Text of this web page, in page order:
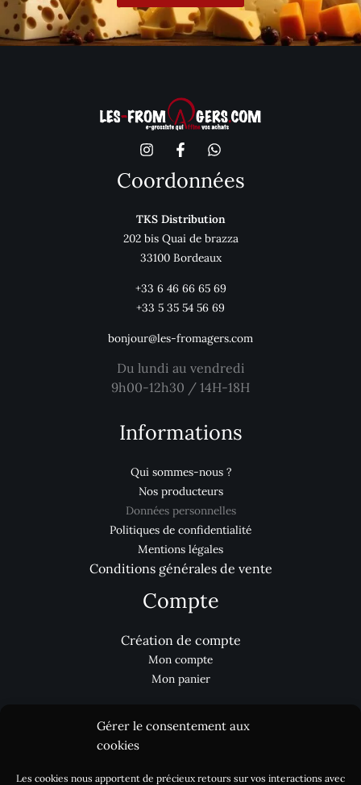
Gérer le consentement aux
cookies
Les cookies nous apportent de précieux retours sur vos interactions avec
Coordonnées
TKS Distribution
202 bis Quai de brazza
33100 Bordeaux
+33 6 46 66 65 69
+33 5 35 54 56 69
bonjour@les-fromagers.com
Du lundi au vendredi
9h00-12h30 / 14H-18H
Informations
Qui sommes-nous ?
Nos producteurs
Données personnelles
Politiques de confidentialité
Mentions légales
Conditions générales de vente
Compte
Création de compte
Mon compte
Mon panier